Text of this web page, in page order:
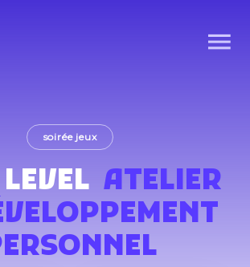
soirée jeux
ATELIER